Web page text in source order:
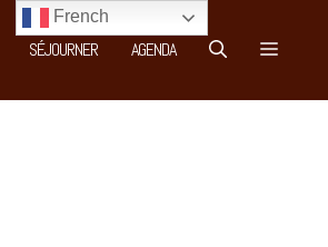
SÉJOURNER AGENDA
French